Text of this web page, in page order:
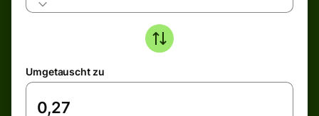
Umgetauscht zu